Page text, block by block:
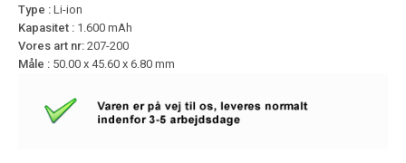
Type : Li-ion
Kapasitet : 1.600 mAh
Vores art nr: 207-200
Måle : 50.00 x 45.60 x 6.80 mm